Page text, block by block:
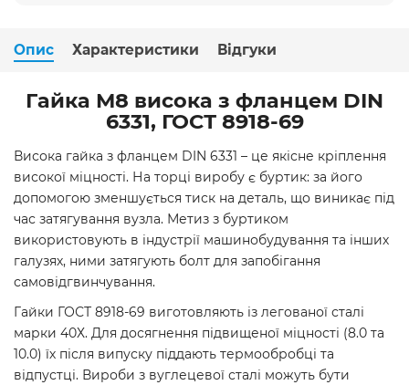
Опис Характеристики Відгуки
Гайка M8 висока з фланцем DIN
6331, ГОСТ 8918-69
Висока гайка з фланцем DIN 6331 – це якісне кріплення
високої міцності. На торці виробу є буртик: за його
допомогою зменшується тиск на деталь, що виникає під
час затягування вузла. Метиз з буртиком
використовують в індустрії машинобудування та інших
галузях, ними затягують болт для запобігання
самовідгвинчування.
Гайки ГОСТ 8918-69 виготовляють із легованої сталі
марки 40Х. Для досягнення підвищеної міцності (8.0 та
10.0) їх після випуску піддають термообробці та
відпустці. Вироби з вуглецевої сталі можуть бути